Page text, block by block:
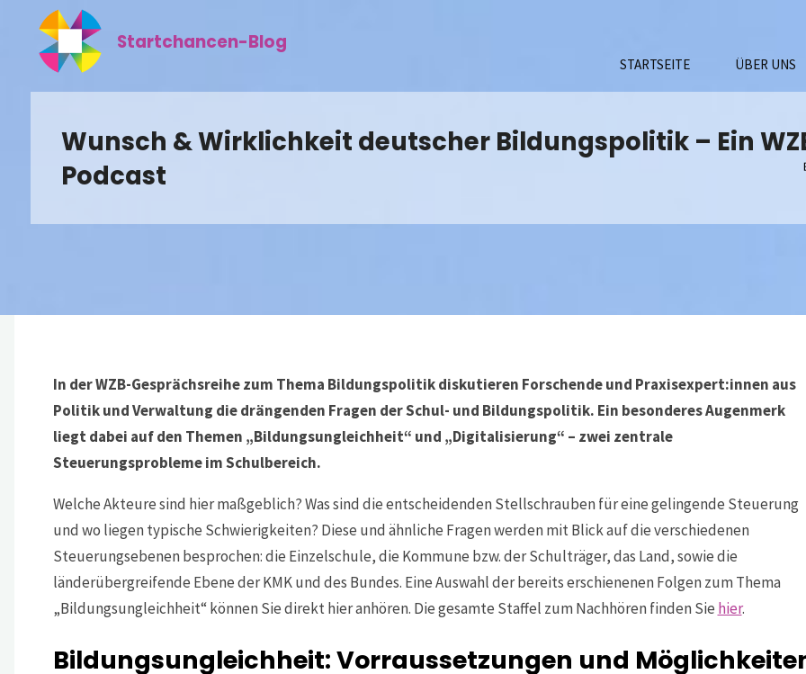
springen
Startchancen-Blog
STARTSEITE ÜBER UNS
Wunsch & Wirklichkeit deutscher Bildungspolitik – Ein
Podcast
In der WZB-Gesprächsreihe zum Thema Bildungspolitik diskutieren Forschende und Praxisexpert:innen aus
Politik und Verwaltung die drängenden Fragen der Schul- und Bildungspolitik. Ein besonderes Augenmerk
liegt dabei auf den Themen „Bildungsungleichheit“ und „Digitalisierung“ – zwei zentrale
Steuerungsprobleme im Schulbereich.
Welche Akteure sind hier maßgeblich? Was sind die entscheidenden Stellschrauben für eine gelingende Steuerung
und wo liegen typische Schwierigkeiten? Diese und ähnliche Fragen werden mit Blick auf die verschiedenen
Steuerungsebenen besprochen: die Einzelschule, die Kommune bzw. der Schulträger, das Land, sowie die
länderübergreifende Ebene der KMK und des Bundes. Eine Auswahl der bereits erschienenen Folgen zum Thema
„Bildungsungleichheit“ können Sie direkt hier anhören. Die gesamte Staffel zum Nachhören finden Sie hier.
Bildungsungleichheit: Vorraussetzungen und